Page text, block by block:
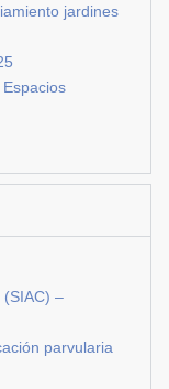
jardines
(SIAC) –
parvularia